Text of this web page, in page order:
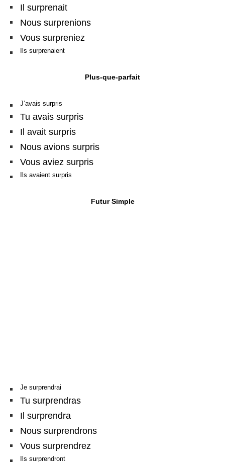
Il surprenait
Nous surprenions
Vous surpreniez
Ils surprenaient
Plus-que-parfait
J’avais surpris
Tu avais surpris
Il avait surpris
Nous avions surpris
Vous aviez surpris
Ils avaient surpris
Futur Simple
Je surprendrai
Tu surprendras
Il surprendra
Nous surprendrons
Vous surprendrez
Ils surprendront